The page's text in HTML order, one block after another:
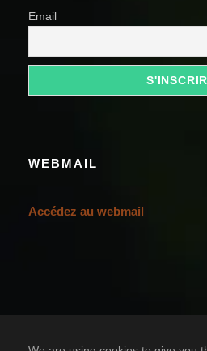
Email
WEBMAIL
Accédez au webmail